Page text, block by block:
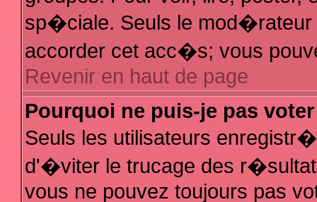
sp�ciale. Seuls le mod�rateur
accorder cet acc�s; vous
Revenir en haut de page
Pourquoi ne puis-je pas
Seuls les utilisateurs
d'�viter le trucage des
vous ne pouvez toujours pas